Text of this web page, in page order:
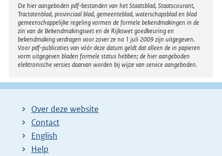
Disclaimer
De hier aangeboden pdf-bestanden van het Staatsblad, Staatscourant,
Tractatenblad, provinciaal blad, gemeenteblad, waterschapsblad en blad
gemeenschappelijke regeling vormen de formele bekendmakingen in de
zin van de Bekendmakingswet en de Rijkswet goedkeuring en
bekendmaking verdragen voor zover ze na 1 juli 2009 zijn uitgegeven.
Voor pdf-publicaties van vóór deze datum geldt dat alleen de in papieren
vorm uitgegeven bladen formele status hebben; de hier aangeboden
elektronische versies daarvan worden bij wijze van service aangeboden.
Over deze website
Contact
English
Help